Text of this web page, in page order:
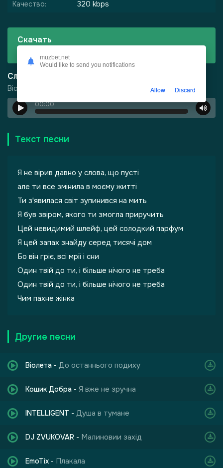
Качество:
320 kbps
Скачать
Слушать
Віолета - Чим пахне жінка?
00:00 …
Текст песни
Я не вірив давно у слова, що пусті
але ти все змінила в моєму житті
Ти з'явилася світ зупинився на мить
Я був звіром, якого ти змогла приручить
Цей невидимий шлейф, цей солодкий парфум
Я цей запах знайду серед тисячі дом
Бо він гріє, всі мрії і сни
Один твій до ти, і більше нічого не треба
Один твій до ти, і більше нічого не треба
Чим пахне жінка
Другие песни
Віолета - До останнього подиху
Кошик Добра - Я вже не зручна
INTELLIGENT - Душа в тумане
DJ ZVUKOVAR - Малиновии захід
EmoTix - Плакала
- Харизма
muzbet.net
Would like to send you notifications
Allow Discard